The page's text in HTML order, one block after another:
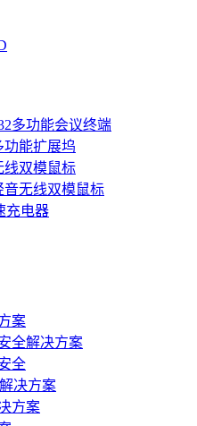
多功能会议终端
功能扩展坞
线双模鼠标
音无线双模鼠标
充电器
案
全解决方案
全
决方案
方案